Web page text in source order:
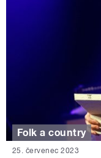
Folk a country
25. červenec 2023